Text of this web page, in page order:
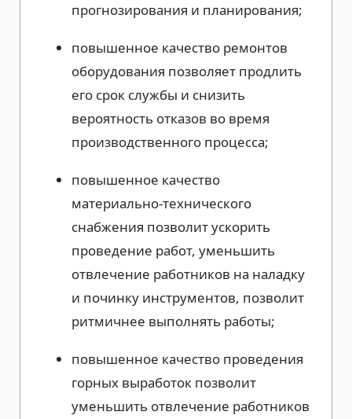
прогнозирования и планирования;
повышенное качество ремонтов
оборудования позволяет продлить
его срок службы и снизить
вероятность отказов во время
производственного процесса;
повышенное качество
материально-технического
снабжения позволит ускорить
проведение работ, уменьшить
отвлечение работников на наладку
и починку инструментов, позволит
ритмичнее выполнять работы;
повышенное качество проведения
горных выработок позволит
уменьшить отвлечение работников